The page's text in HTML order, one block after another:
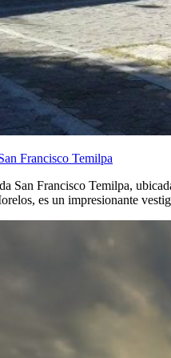
Francisco Temilpa
San Francisco Temilpa,
es un impresionante